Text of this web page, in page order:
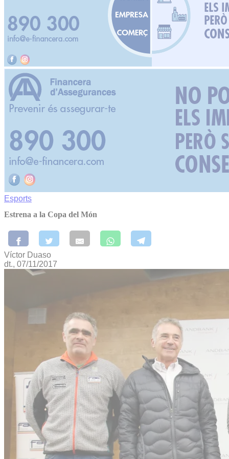
Esports
Estrena a la Copa del Món
Víctor Duaso
dt., 07/11/2017